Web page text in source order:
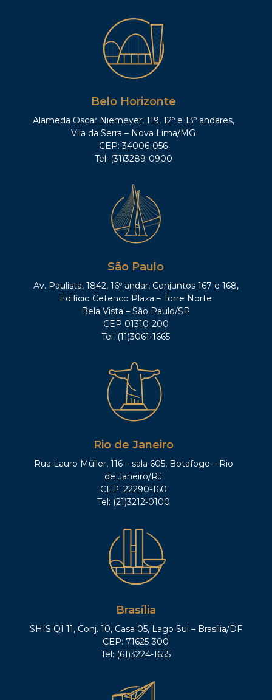
Belo Horizonte
Alameda Oscar Niemeyer, 119, 12º e 13º andares,
Vila da Serra – Nova Lima/MG
CEP: 34006-056
Tel: (31)3289-0900
São Paulo
Av. Paulista, 1842, 16º andar, Conjuntos 167 e 168,
Edifício Cetenco Plaza – Torre Norte
Bela Vista – São Paulo/SP
CEP 01310-200
Tel: (11)3061-1665
Rio de Janeiro
Rua Lauro Müller, 116 – sala 605, Botafogo – Rio
de Janeiro/RJ
CEP: 22290-160
Tel: (21)3212-0100
Brasília
SHIS QI 11, Conj. 10, Casa 05, Lago Sul – Brasília/DF
CEP: 71625-300
Tel: (61)3224-1655